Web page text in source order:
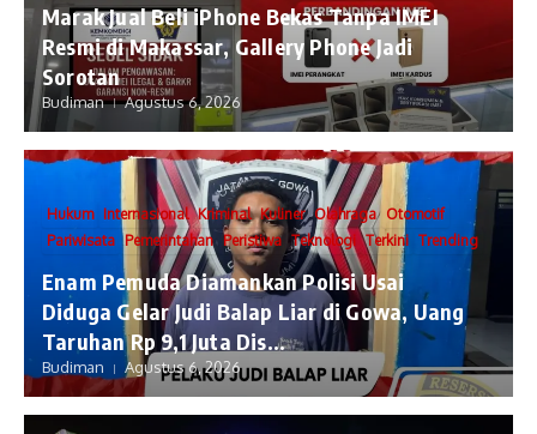
​Marak Jual Beli iPhone Bekas Tanpa IMEI
Resmi di Makassar, Gallery Phone Jadi
Sorotan
Budiman Agustus 6, 2026
Hukum Internasional Kriminal Kuliner Olahraga Otomotif
Pariwisata Pemerintahan Peristiwa Teknologi Terkini Trending
Enam Pemuda Diamankan Polisi Usai
Diduga Gelar Judi Balap Liar di Gowa, Uang
Taruhan Rp 9,1 Juta Dis...
Budiman Agustus 6, 2026